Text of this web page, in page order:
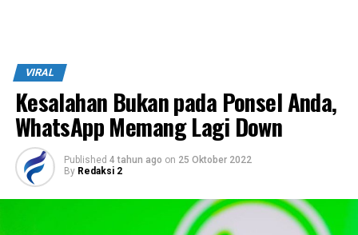
VIRAL
Kesalahan Bukan pada Ponsel Anda,
WhatsApp Memang Lagi Down
Published 4 tahun ago on 25 Oktober 2022
By Redaksi 2